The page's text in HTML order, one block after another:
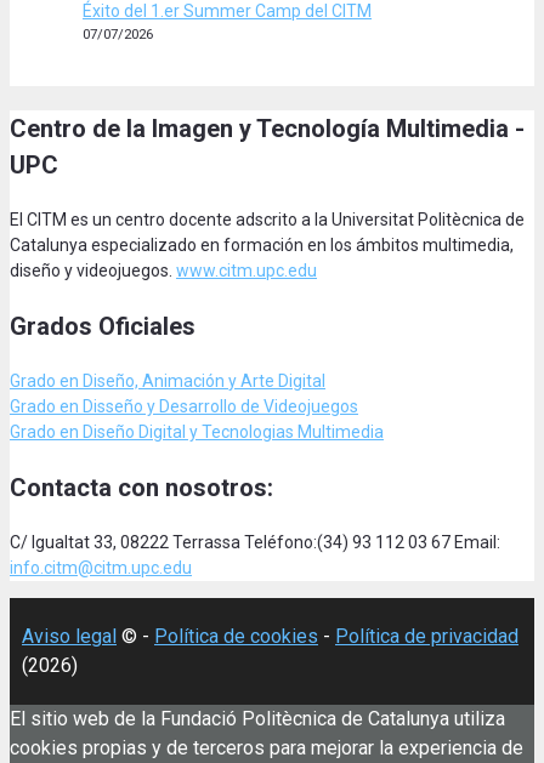
Éxito del 1.er Summer Camp del CITM
07/07/2026
Centro de la Imagen y Tecnología Multimedia -
UPC
El CITM es un centro docente adscrito a la Universitat Politècnica de
Catalunya especializado en formación en los ámbitos multimedia,
diseño y videojuegos. www.citm.upc.edu
Grados Oficiales
Grado en Diseño, Animación y Arte Digital
Grado en Disseño y Desarrollo de Videojuegos
Grado en Diseño Digital y Tecnologias Multimedia
Contacta con nosotros:
C/ Igualtat 33, 08222 Terrassa Teléfono:(34) 93 112 03 67 Email:
info.citm@citm.upc.edu
Aviso legal © - Política de cookies - Política de privacidad
(2026)
El sitio web de la Fundació Politècnica de Catalunya utiliza
cookies propias y de terceros para mejorar la experiencia de